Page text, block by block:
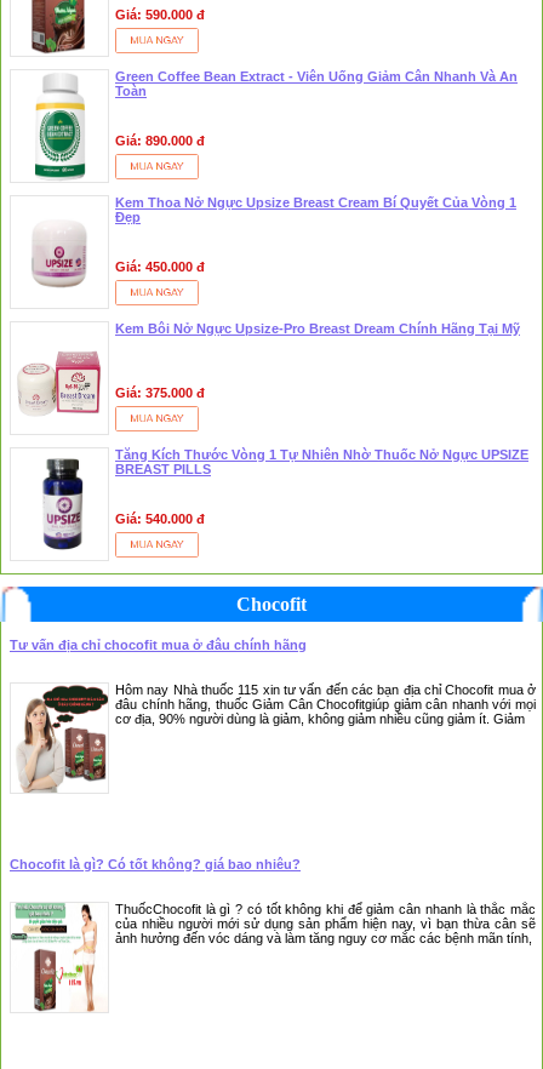
Giá: 590.000 đ
Green Coffee Bean Extract - Viên Uống Giảm Cân Nhanh Và An
Toàn
Giá: 890.000 đ
Kem Thoa Nở Ngực Upsize Breast Cream Bí Quyết Của Vòng 1
Đẹp
Giá: 450.000 đ
Kem Bôi Nở Ngực Upsize-Pro Breast Dream Chính Hãng Tại Mỹ
Giá: 375.000 đ
Tăng Kích Thước Vòng 1 Tự Nhiên Nhờ Thuốc Nở Ngực UPSIZE
BREAST PILLS
Giá: 540.000 đ
Chocofit
Tư vấn địa chỉ chocofit mua ở đâu chính hãng
Hôm nay Nhà thuốc 115 xin tư vấn đến các bạn địa chỉ Chocofit mua ở
đâu chính hãng, thuốc Giảm Cân Chocofitgiúp giảm cân nhanh với mọi
cơ địa, 90% người dùng là giảm, không giảm nhiều cũng giảm ít. Giảm
Chocofit là gì? Có tốt không? giá bao nhiêu?
ThuốcChocofit là gì ? có tốt không khi để giảm cân nhanh là thắc mắc
của nhiều người mới sử dụng sản phẩm hiện nay, vì bạn thừa cân sẽ
ảnh hưởng đến vóc dáng và làm tăng nguy cơ mắc các bệnh mãn tính,
❅